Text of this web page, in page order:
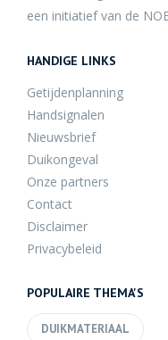
een initiatief van de
HANDIGE LINKS
Getijdenplanning
Handsignalen
Nieuwsbrief
Duikongeval
Onze partners
Contact
Disclaimer
Privacybeleid
POPULAIRE THEMA'S
DUIKMATERIAAL